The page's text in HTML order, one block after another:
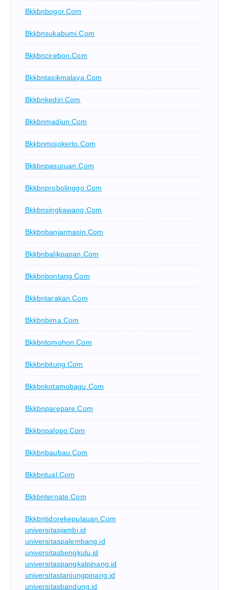
Bkkbnbogor.com
Bkkbnsukabumi.com
Bkkbncirebon.com
Bkkbntasikmalaya.com
Bkkbnkediri.com
Bkkbnmadiun.com
Bkkbnmojokerto.com
Bkkbnpasuruan.com
Bkkbnprobolinggo.com
Bkkbnsingkawang.com
Bkkbnbanjarmasin.com
Bkkbnbalikpapan.com
Bkkbnbontang.com
Bkkbntarakan.com
Bkkbnbima.com
Bkkbntomohon.com
Bkkbnbitung.com
Bkkbnkotamobagu.com
Bkkbnparepare.com
Bkkbnpalopo.com
Bkkbnbaubau.com
Bkkbntual.com
Bkkbnternate.com
Bkkbntidorekepulauan.com
universitasjambi.id
universitaspalembang.id
universitasbengkulu.id
universitaspangkalpinang.id
universitastanjungpinang.id
universitasbandung.id